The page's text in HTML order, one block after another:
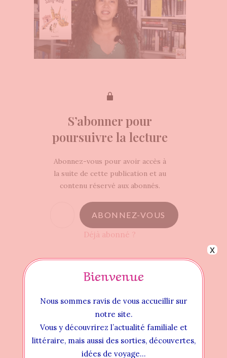
S’abonner pour
poursuivre la lecture
Abonnez-vous pour avoir accès à
la suite de cette publication et au
contenu réservé aux abonnés.
ABONNEZ-VOUS
Déjà abonné ?
album jeunesse chevalier
votre actualité littéraire voyage
Bienvenue
Nous sommes ravis de vous accueillir sur
notre site.
Vous y découvrirez l’actualité familiale et
littéraire, mais aussi des sorties, découvertes,
idées de voyage…
x